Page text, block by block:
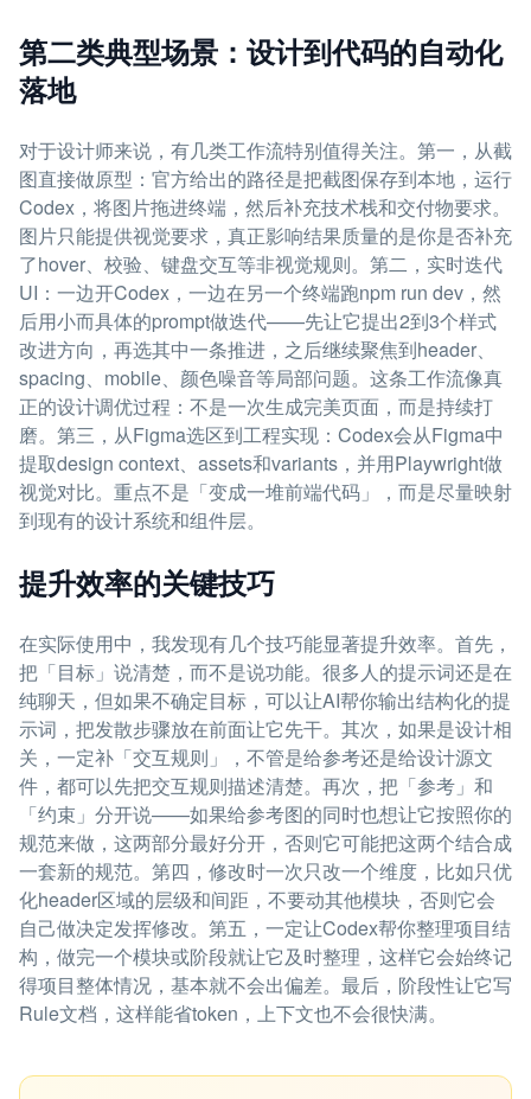
第二类典型场景：设计到代码的自动化
落地
对于设计师来说，有几类工作流特别值得关注。第一，从截
图直接做原型：官方给出的路径是把截图保存到本地，运行
Codex，将图片拖进终端，然后补充技术栈和交付物要求。
图片只能提供视觉要求，真正影响结果质量的是你是否补充
了hover、校验、键盘交互等非视觉规则。第二，实时迭代
UI：一边开Codex，一边在另一个终端跑npm run dev，然
后用小而具体的prompt做迭代——先让它提出2到3个样式
改进方向，再选其中一条推进，之后继续聚焦到header、
spacing、mobile、颜色噪音等局部问题。这条工作流像真
正的设计调优过程：不是一次生成完美页面，而是持续打
磨。第三，从Figma选区到工程实现：Codex会从Figma中
提取design context、assets和variants，并用Playwright做
视觉对比。重点不是「变成一堆前端代码」，而是尽量映射
到现有的设计系统和组件层。
提升效率的关键技巧
在实际使用中，我发现有几个技巧能显著提升效率。首先，
把「目标」说清楚，而不是说功能。很多人的提示词还是在
纯聊天，但如果不确定目标，可以让AI帮你输出结构化的提
示词，把发散步骤放在前面让它先干。其次，如果是设计相
关，一定补「交互规则」，不管是给参考还是给设计源文
件，都可以先把交互规则描述清楚。再次，把「参考」和
「约束」分开说——如果给参考图的同时也想让它按照你的
规范来做，这两部分最好分开，否则它可能把这两个结合成
一套新的规范。第四，修改时一次只改一个维度，比如只优
化header区域的层级和间距，不要动其他模块，否则它会
自己做决定发挥修改。第五，一定让Codex帮你整理项目结
构，做完一个模块或阶段就让它及时整理，这样它会始终记
得项目整体情况，基本就不会出偏差。最后，阶段性让它写
Rule文档，这样能省token，上下文也不会很快满。